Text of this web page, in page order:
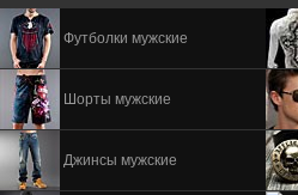
Футболки мужские
Шорты мужские
Джинсы мужские